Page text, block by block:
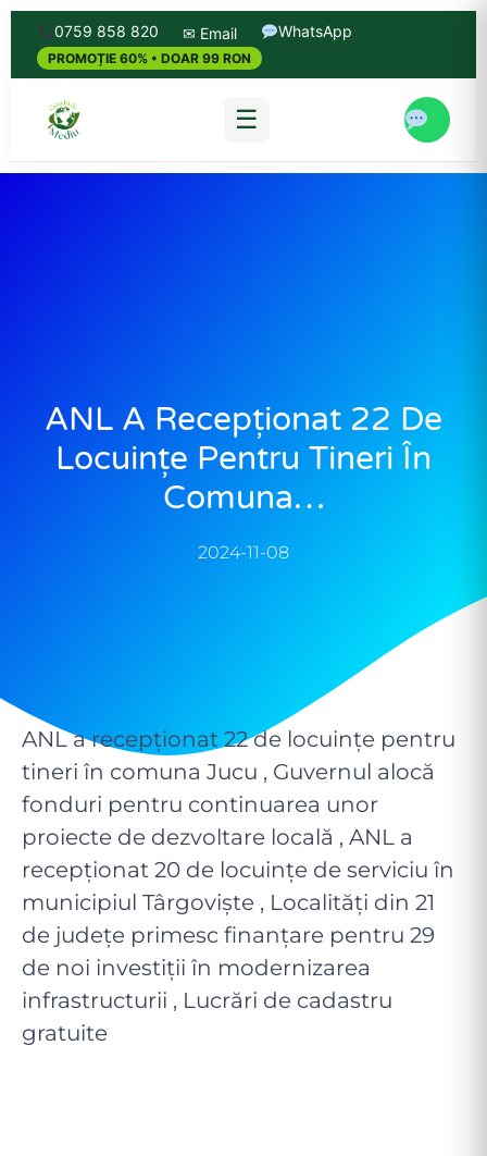
0759 858 820 ✉ Email WhatsApp
PROMOȚIE 60% • DOAR 99 RON
☰
ANL A Recepţionat 22 De
Locuinţe Pentru Tineri În
Comuna…
2024-11-08
ANL a recepţionat 22 de locuinţe pentru
tineri în comuna Jucu , Guvernul alocă
fonduri pentru continuarea unor
proiecte de dezvoltare locală , ANL a
recepţionat 20 de locuinţe de serviciu în
municipiul Târgoviște , Localități din 21
de județe primesc finanțare pentru 29
de noi investiții în modernizarea
infrastructurii , Lucrări de cadastru
gratuite